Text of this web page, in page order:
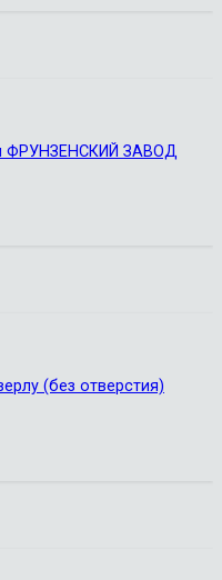
ФРУНЗЕНСКИЙ ЗАВОД
(без отверстия)